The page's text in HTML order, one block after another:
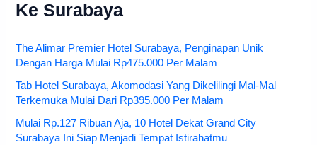
Ke Surabaya
The Alimar Premier Hotel Surabaya, Penginapan Unik
Dengan Harga Mulai Rp475.000 Per Malam
Tab Hotel Surabaya, Akomodasi Yang Dikelilingi Mal-Mal
Terkemuka Mulai Dari Rp395.000 Per Malam
Mulai Rp.127 Ribuan Aja, 10 Hotel Dekat Grand City
Surabaya Ini Siap Menjadi Tempat Istirahatmu